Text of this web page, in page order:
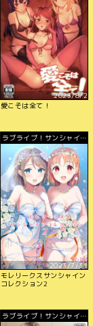
2023/8/2
愛こそは全て！
ラブライブ！サンシャイ
2023/7/31
モレリークスサンシャイン
コレクション2
ラブライブ！サンシャイ